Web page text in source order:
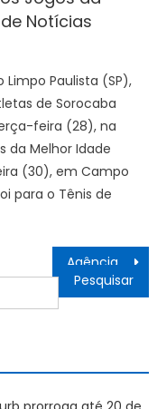
Notícias
Paulista (SP),
de Sorocaba
feira (28), na
da Melhor Idade
(30), em Campo
para o Tênis de